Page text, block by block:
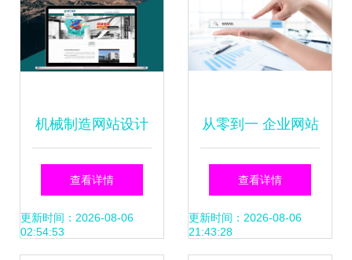
机械制造网站设计
制作 五大核心理念
助你打造高效工业
查看详情
更新时间：2026-08-06
02:54:53
从零到一 企业网站
建设的完整指南与
实用策略
查看详情
更新时间：2026-08-06
21:43:28